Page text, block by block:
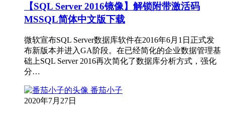
【SQL Server 2016镜像】解锁附带激活码
MSSQL简体中文版下载
微软宣布SQL Server数据库软件在2016年6月1日正式发
布新版本并进入GA阶段。在已经简化的企业数据管理基
础上SQL Server 2016再次简化了数据库分析方式，强化
分…
番茄小子
2020年7月27日